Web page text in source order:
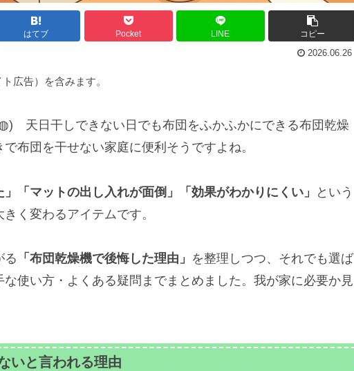
はてブ Pocket LINE コピー
2026.06.26
広告）を含みます。
天日干しできない日でも布団をふかふかにできる布団乾燥
布団を干せない家庭に便利そうですよね。
」「マットの出し入れが面倒」「効果がわかりにくい」
という
く変わるアイテムです。
る 「布団乾燥機で後悔した理由」 を整理しつつ、それでも選ば
使い方・よくある疑問までまとめました。我が家に必要か見
いと言われる理由